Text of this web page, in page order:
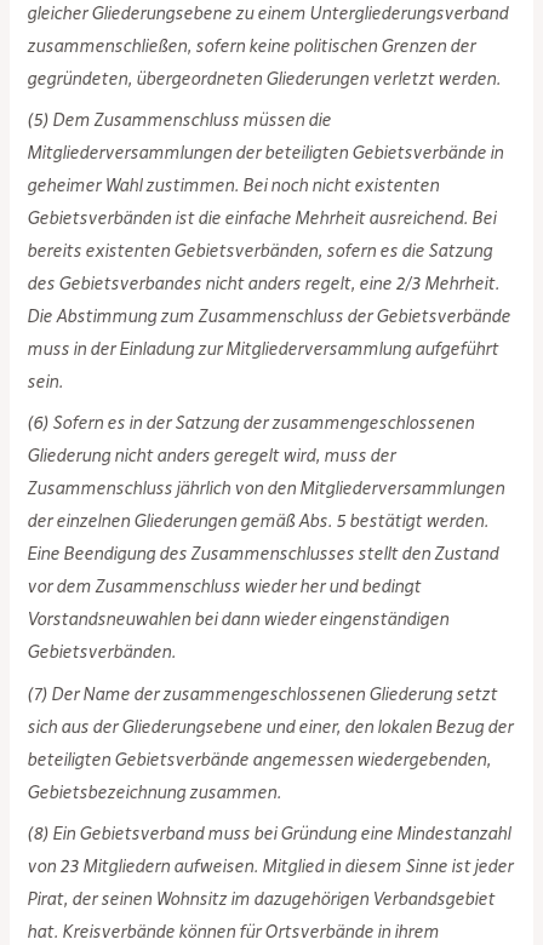
gleicher Gliederungsebene zu einem Untergliederungsverband
zusammenschließen, sofern keine politischen Grenzen der
gegründeten, übergeordneten Gliederungen verletzt werden.
(5) Dem Zusammenschluss müssen die
Mitgliederversammlungen der beteiligten Gebietsverbände in
geheimer Wahl zustimmen. Bei noch nicht existenten
Gebietsverbänden ist die einfache Mehrheit ausreichend. Bei
bereits existenten Gebietsverbänden, sofern es die Satzung
des Gebietsverbandes nicht anders regelt, eine 2/3 Mehrheit.
Die Abstimmung zum Zusammenschluss der Gebietsverbände
muss in der Einladung zur Mitgliederversammlung aufgeführt
sein.
(6) Sofern es in der Satzung der zusammengeschlossenen
Gliederung nicht anders geregelt wird, muss der
Zusammenschluss jährlich von den Mitgliederversammlungen
der einzelnen Gliederungen gemäß Abs. 5 bestätigt werden.
Eine Beendigung des Zusammenschlusses stellt den Zustand
vor dem Zusammenschluss wieder her und bedingt
Vorstandsneuwahlen bei dann wieder eingenständigen
Gebietsverbänden.
(7) Der Name der zusammengeschlossenen Gliederung setzt
sich aus der Gliederungsebene und einer, den lokalen Bezug der
beteiligten Gebietsverbände angemessen wiedergebenden,
Gebietsbezeichnung zusammen.
(8) Ein Gebietsverband muss bei Gründung eine Mindestanzahl
von 23 Mitgliedern aufweisen. Mitglied in diesem Sinne ist jeder
Pirat, der seinen Wohnsitz im dazugehörigen Verbandsgebiet
hat. Kreisverbände können für Ortsverbände in ihrem